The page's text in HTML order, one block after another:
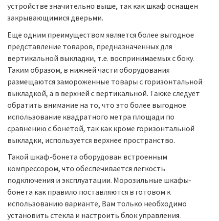
устройстве значительно выше, так как шкаф оснащен
закрывающимися дверьми.
Еще одним преимуществом является более выгодное
представление товаров, предназначенных для
вертикальной выкладки, т.е. воспринимаемых с боку.
Таким образом, в нижней части оборудования
размещаются замороженные товары с горизонтальной
выкладкой, а в верхней с вертикальной. Также следует
обратить внимание на то, что это более выгодное
использование квадратного метра площади по
сравнению с бонетой, так как кроме горизонтальной
выкладки, используется верхнее пространство.
Такой шкаф-бонета оборудован встроенным
компрессором, что обеспечивается легкость
подключения и эксплуатации. Морозильные шкафы-
бонета как правило поставляются в готовом к
использованию варианте, Вам только необходимо
установить стекла и настроить блок управления.